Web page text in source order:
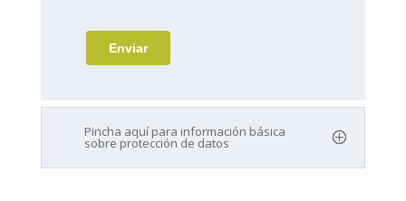
Pincha aquí para información básica
sobre protección de datos